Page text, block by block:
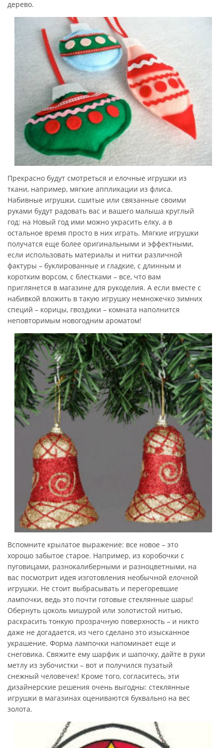
дерево.
Прекрасно будут смотреться и елочные игрушки из
ткани, например, мягкие аппликации из флиса.
Набивные игрушки, сшитые или связанные своими
руками будут радовать вас и вашего малыша круглый
год: на Новый год ими можно украсить елку, а в
остальное время просто в них играть. Мягкие игрушки
получатся еще более оригинальными и эффектными,
если использовать материалы и нитки различной
фактуры – буклированные и гладкие, с длинным и
коротким ворсом, с блестками – все, что вам
приглянется в магазине для рукоделия. А если вместе с
набивкой вложить в такую игрушку немножечко зимних
специй – корицы, гвоздики – комната наполнится
неповторимым новогодним ароматом!
Вспомните крылатое выражение: все новое – это
хорошо забытое старое. Например, из коробочки с
пуговицами, разнокалиберными и разноцветными, на
вас посмотрит идея изготовления необычной елочной
игрушки. Не стоит выбрасывать и перегоревшие
лампочки, ведь это почти готовые стеклянные шары!
Обернуть цоколь мишурой или золотистой нитью,
раскрасить тонкую прозрачную поверхность – и никто
даже не догадается, из чего сделано это изысканное
украшение. Форма лампочки напоминает еще и
снеговика. Свяжите ему шарфик и шапочку, дайте в руки
метлу из зубочистки – вот и получился пузатый
снежный человечек! Кроме того, согласитесь, эти
дизайнерские решения очень выгодны: стеклянные
игрушки в магазинах оцениваются буквально на вес
золота.